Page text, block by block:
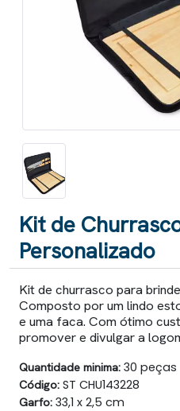
Kit de
Personalizado
Kit de churrasco para
Composto por um lindo
e uma faca. Com ótimo
promover e divulgar a
Quantidade minima: 30 peças
Código: ST CHU143228
Garfo: 33,1 x 2,5 cm